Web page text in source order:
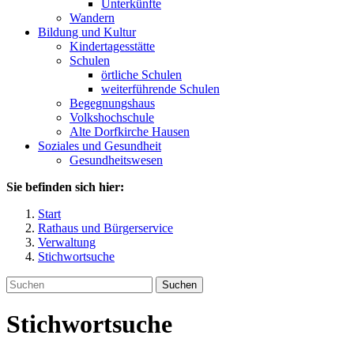
Unterkünfte
Wandern
Bildung und Kultur
Kindertagesstätte
Schulen
örtliche Schulen
weiterführende Schulen
Begegnungshaus
Volkshochschule
Alte Dorfkirche Hausen
Soziales und Gesundheit
Gesundheitswesen
Sie befinden sich hier:
Start
Rathaus und Bürgerservice
Verwaltung
Stichwortsuche
Suchen
Stichwortsuche